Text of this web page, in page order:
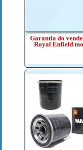
Garantia do
Royal Enfield